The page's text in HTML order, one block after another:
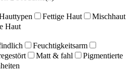
Fettige Haut
Mischhaut
Haut
Feuchtigkeitsarm
Matt & fahl
Pigmentierte